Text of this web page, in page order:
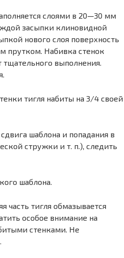
слоями в 20—30 мм
засыпки клиновидной
нового слоя поверхность
прутком. Набивка стенок
тщательного выполнения.
тигля набиты на 3/4 своей
шаблона и попадания в
стружки и т. п.), следить
шаблона.
часть тигля обмазывается
особое внимание на
стенками. Не